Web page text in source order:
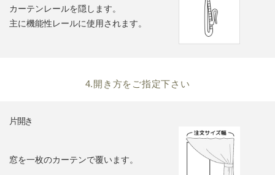
カーテンレールを隠します。
主に機能性レールに使用されます。
4.開き方をご指定下さい
片開き
窓を一枚のカーテンで覆います。